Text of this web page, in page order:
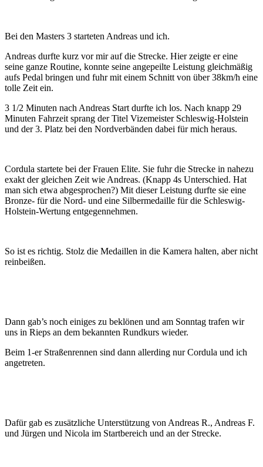
Bei den Masters 3 starteten Andreas und ich.
Andreas durfte kurz vor mir auf die Strecke. Hier zeigte er eine
seine ganze Routine, konnte seine angepeilte Leistung gleichmäßig
aufs Pedal bringen und fuhr mit einem Schnitt von über 38km/h eine
tolle Zeit ein.
3 1/2 Minuten nach Andreas Start durfte ich los. Nach knapp 29
Minuten Fahrzeit sprang der Titel Vizemeister Schleswig-Holstein
und der 3. Platz bei den Nordverbänden dabei für mich heraus.
Cordula startete bei der Frauen Elite. Sie fuhr die Strecke in nahezu
exakt der gleichen Zeit wie Andreas. (Knapp 4s Unterschied. Hat
man sich etwa abgesprochen?) Mit dieser Leistung durfte sie eine
Bronze- für die Nord- und eine Silbermedaille für die Schleswig-
Holstein-Wertung entgegennehmen.
So ist es richtig. Stolz die Medaillen in die Kamera halten, aber nicht
reinbeißen.
Dann gab’s noch einiges zu beklönen und am Sonntag trafen wir
uns in Rieps an dem bekannten Rundkurs wieder.
Beim 1-er Straßenrennen sind dann allerding nur Cordula und ich
angetreten.
Dafür gab es zusätzliche Unterstützung von Andreas R., Andreas F.
und Jürgen und Nicola im Startbereich und an der Strecke.